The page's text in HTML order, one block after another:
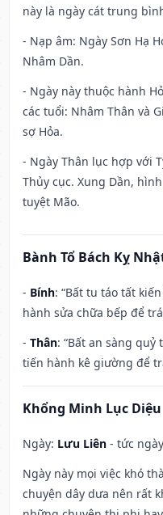
này là ngày cát trung
- Nạp âm: Ngày Sơn Hạ
Nhâm Dần.
- Ngày này thuộc hành
các tuổi: Nhâm Thân và
sợ Hỏa.
- Ngày Thân lục hợp với
Thủy cục. Xung Dần,
tuyệt Mão.
Bành Tổ Bách Kỵ
- Bính: “Bất tu táo tất
hành sửa chữa bếp để
- Thân: “Bất an sàng quỷ
tiến hành kê giường để
Khổng Minh Lục Diệu
Ngày: Lưu Liên - tức
Ngày này mọi việc khó
chuyện dây dưa nên rất